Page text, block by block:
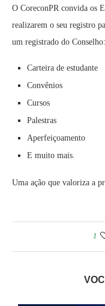
O CoreconPR convida os
realizarem o seu registro
um registrado do Conselho:
Carteira de estudante
Convênios
Cursos
Palestras
Aperfeiçoamento
E muito mais.
Uma ação que valoriza a
1